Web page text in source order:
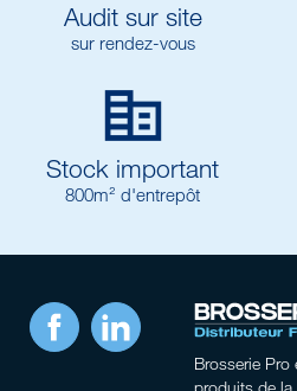
Audit sur site
sur rendez-vous

Stock important
800m² d'entrepôt
Facebook LinkedIn
Brosserie Pro